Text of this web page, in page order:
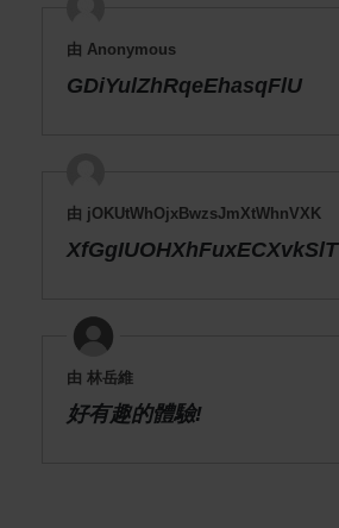
由 Anonymous
GDiYulZhRqeEhasqFlU
由 jOKUtWhOjxBwzsJmXtWhnVXK
XfGgIUOHXhFuxECXvkSlT
由 林岳維
好有趣的體驗!